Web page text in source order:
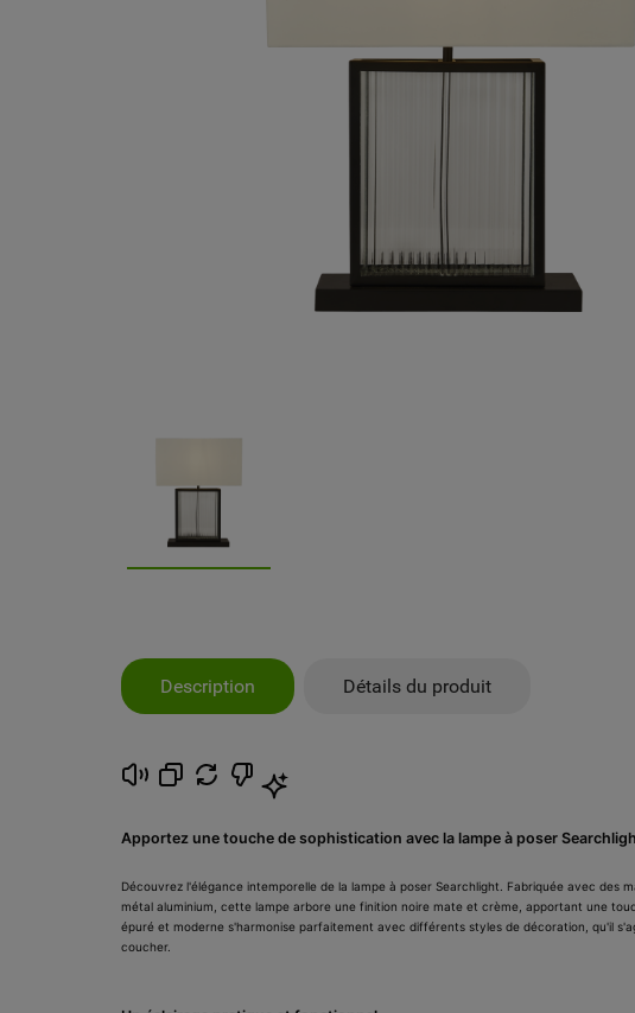
Description Détails du produit
Apportez une touche de sophistication avec la lampe à poser
Découvrez l'élégance intemporelle de la lampe à poser Searchlight. Fabriquée avec des
métal aluminium, cette lampe arbore une finition noire mate et crème, apportant une
épuré et moderne s'harmonise parfaitement avec différents styles de décoration, qu'il
coucher.